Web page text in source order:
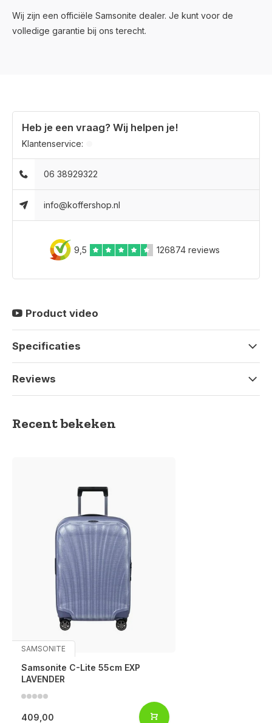
Wij zijn een officiële Samsonite dealer. Je kunt voor de
volledige garantie bij ons terecht.
Heb je een vraag? Wij helpen je!
Klantenservice:
06 38929322
info@koffershop.nl
9,5 126874 reviews
Product video
Specificaties
Reviews
Recent bekeken
SAMSONITE
Samsonite C-Lite 55cm EXP
LAVENDER
409,00